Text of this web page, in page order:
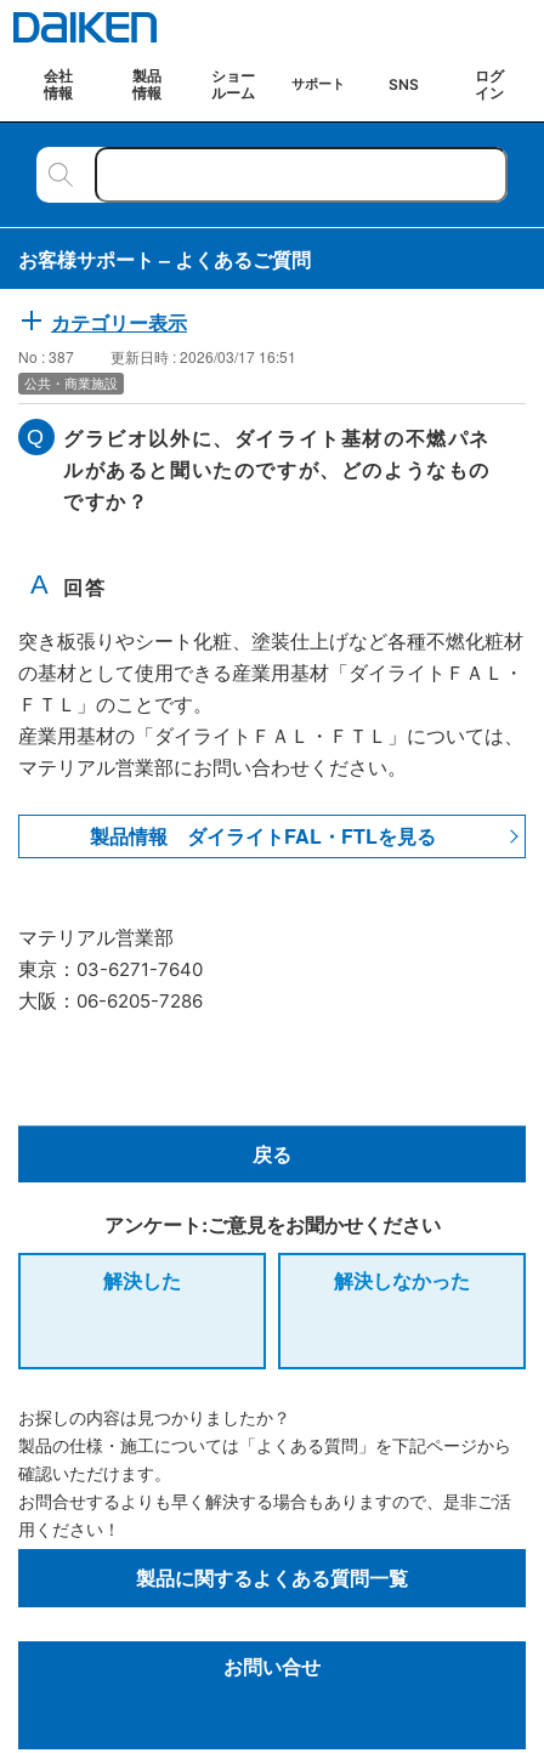
会社
情報
製品
情報
ショー
ルーム
サポート SNS
ログ
イン
お客様サポート – よくあるご質問
カテゴリー表示
No : 387 更新日時 : 2026/03/17 16:51
公共・商業施設
グラビオ以外に、ダイライト基材の不燃パネ
ルがあると聞いたのですが、どのようなもの
ですか？
突き板張りやシート化粧、塗装仕上げなど各種不燃化粧材
の基材として使用できる産業用基材「ダイライトＦＡＬ・
ＦＴＬ」のことです。
産業用基材の「ダイライトＦＡＬ・ＦＴＬ」については、
マテリアル営業部にお問い合わせください。
製品情報 ダイライトFAL・FTLを見る
マテリアル営業部
東京： 03-6271-7640
大阪： 06-6205-7286
戻る
アンケート:ご意見をお聞かせください
解決した
解決しなかった
お探しの内容は見つかりましたか？
製品の仕様・施工については「よくある質問」を下記ページから
確認いただけます。
お問合せするよりも早く解決する場合もありますので、是非ご活
用ください！
製品に関するよくある質問一覧
お問い合せ